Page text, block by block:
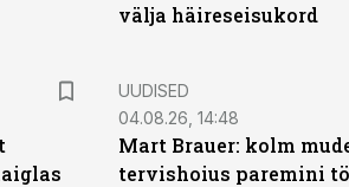
välja häireseisukord
UUDISED
04.08.26, 14:48
Mart Brauer: kolm
tervishoius paremini